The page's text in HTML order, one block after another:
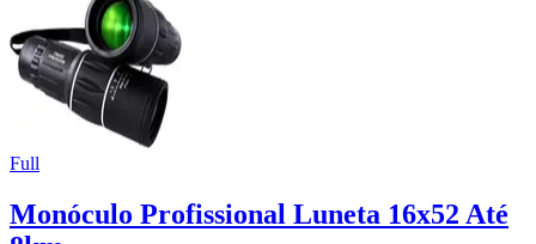
Full
Monóculo Profissional Luneta 16x52 Até